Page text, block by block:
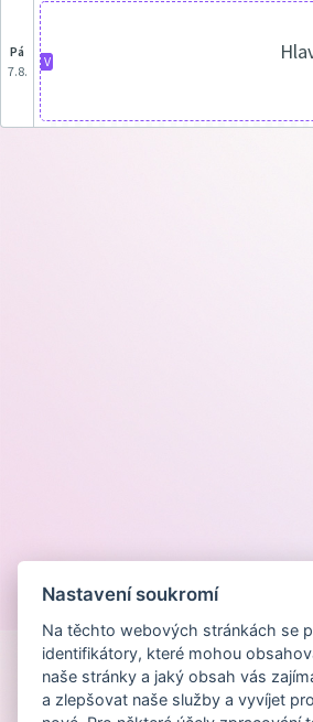
pá
7.8.
V
Nastavení soukromí
Na těchto webových stránkách se
identifikátory, které mohou
naše stránky a jaký obsah vás
a zlepšovat naše služby a vyvíjet